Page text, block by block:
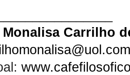
MonalisaCarrilho